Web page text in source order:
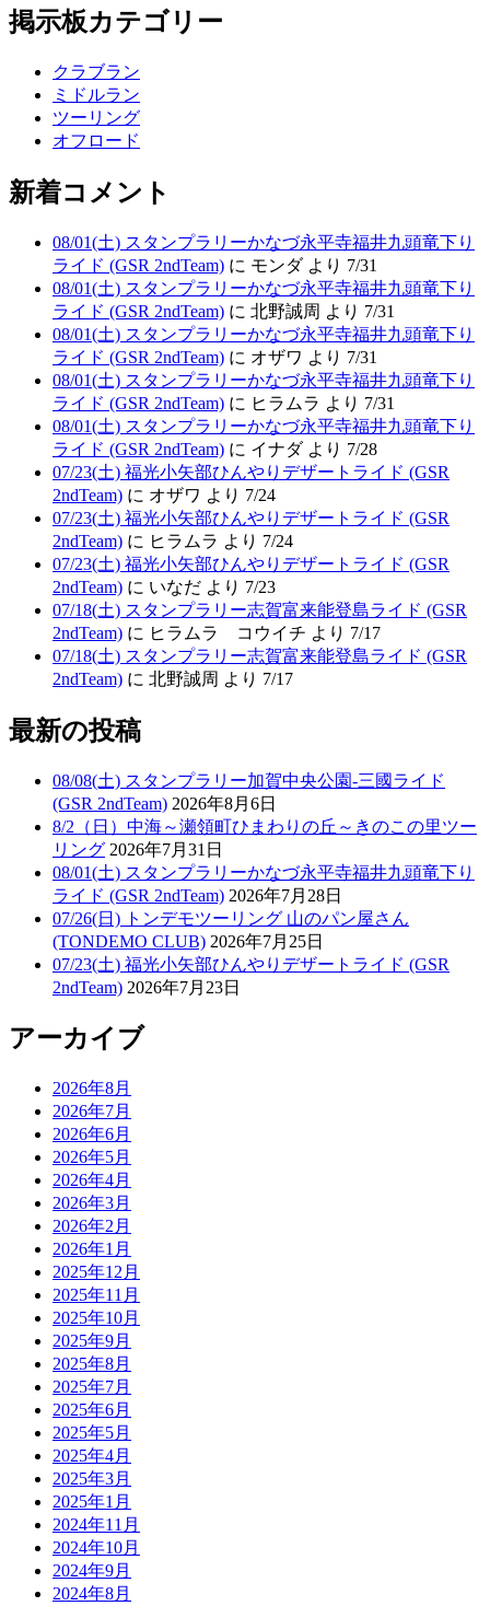
掲示板カテゴリー
クラブラン
ミドルラン
ツーリング
オフロード
新着コメント
08/01(土) スタンプラリーかなづ永平寺福井九頭竜下り
ライド (GSR 2ndTeam) に モンダ より 7/31
08/01(土) スタンプラリーかなづ永平寺福井九頭竜下り
ライド (GSR 2ndTeam) に 北野誠周 より 7/31
08/01(土) スタンプラリーかなづ永平寺福井九頭竜下り
ライド (GSR 2ndTeam) に オザワ より 7/31
08/01(土) スタンプラリーかなづ永平寺福井九頭竜下り
ライド (GSR 2ndTeam) に ヒラムラ より 7/31
08/01(土) スタンプラリーかなづ永平寺福井九頭竜下り
ライド (GSR 2ndTeam) に イナダ より 7/28
07/23(土) 福光小矢部ひんやりデザートライド (GSR
2ndTeam) に オザワ より 7/24
07/23(土) 福光小矢部ひんやりデザートライド (GSR
2ndTeam) に ヒラムラ より 7/24
07/23(土) 福光小矢部ひんやりデザートライド (GSR
2ndTeam) に いなだ より 7/23
07/18(土) スタンプラリー志賀富来能登島ライド (GSR
2ndTeam) に ヒラムラ コウイチ より 7/17
07/18(土) スタンプラリー志賀富来能登島ライド (GSR
2ndTeam) に 北野誠周 より 7/17
最新の投稿
08/08(土) スタンプラリー加賀中央公園-三國ライド
(GSR 2ndTeam) 2026年8月6日
8/2（日）中海～瀬領町ひまわりの丘～きのこの里ツー
リング 2026年7月31日
08/01(土) スタンプラリーかなづ永平寺福井九頭竜下り
ライド (GSR 2ndTeam) 2026年7月28日
07/26(日) トンデモツーリング 山のパン屋さん
(TONDEMO CLUB) 2026年7月25日
07/23(土) 福光小矢部ひんやりデザートライド (GSR
2ndTeam) 2026年7月23日
アーカイブ
2026年8月
2026年7月
2026年6月
2026年5月
2026年4月
2026年3月
2026年2月
2026年1月
2025年12月
2025年11月
2025年10月
2025年9月
2025年8月
2025年7月
2025年6月
2025年5月
2025年4月
2025年3月
2025年1月
2024年11月
2024年10月
2024年9月
2024年8月